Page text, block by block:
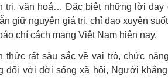
trị, văn hoá… Đặc biệt những lời dạy
giữ nguyên giá trị, chỉ đạo xuyên
chí cách mạng Việt Nam hiện nay.
thức rất sâu sắc về vai trò, chức
đối với đời sống xã hội, Người